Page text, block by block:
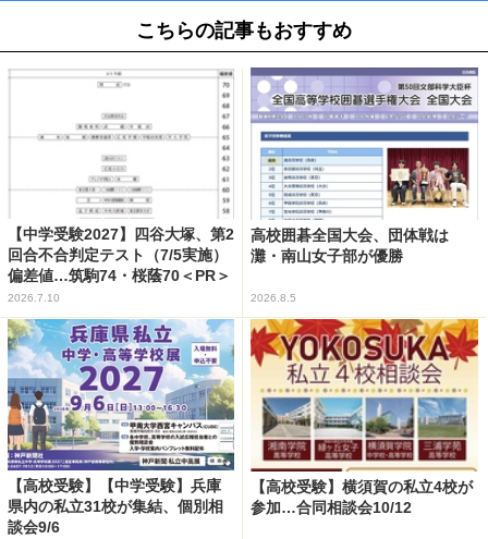
こちらの記事もおすすめ
【中学受験2027】四谷大塚、第2
回合不合判定テスト（7/5実施）
偏差値…筑駒74・桜蔭70＜PR＞
2026.7.10
高校囲碁全国大会、団体戦は
灘・南山女子部が優勝
2026.8.5
【高校受験】【中学受験】兵庫
県内の私立31校が集結、個別相
談会9/6
【高校受験】横須賀の私立4校が
参加…合同相談会10/12